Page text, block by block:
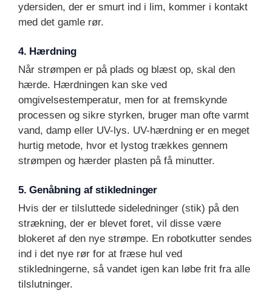
ydersiden, der er smurt ind i lim, kommer i kontakt
med det gamle rør.
4. Hærdning
Når strømpen er på plads og blæst op, skal den
hærde. Hærdningen kan ske ved
omgivelsestemperatur, men for at fremskynde
processen og sikre styrken, bruger man ofte varmt
vand, damp eller UV-lys. UV-hærdning er en meget
hurtig metode, hvor et lystog trækkes gennem
strømpen og hærder plasten på få minutter.
5. Genåbning af stikledninger
Hvis der er tilsluttede sideledninger (stik) på den
strækning, der er blevet foret, vil disse være
blokeret af den nye strømpe. En robotkutter sendes
ind i det nye rør for at fræse hul ved
stikledningerne, så vandet igen kan løbe frit fra alle
tilslutninger.